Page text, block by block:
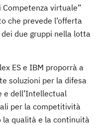
virtuale”
che prevede l’offerta
due gruppi nella lotta
ES e IBM proporrà a
soluzioni per la difesa
dell’Intellectual
per la competitività
la qualità e la continuità